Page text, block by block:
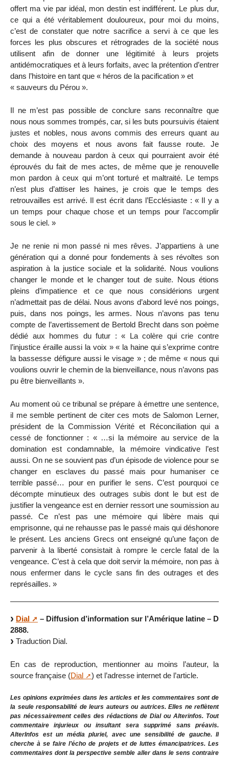
offert ma vie par idéal, mon destin est indifférent. Le plus dur,
ce qui a été véritablement douloureux, pour moi du moins,
c’est de constater que notre sacrifice a servi à ce que les
forces les plus obscures et rétrogrades de la société nous
utilisent afin de donner une légitimité à leurs projets
antidémocratiques et à leurs forfaits, avec la prétention d’entrer
dans l’histoire en tant que « héros de la pacification » et
« sauveurs du Pérou ».
Il ne m’est pas possible de conclure sans reconnaître que
nous nous sommes trompés, car, si les buts poursuivis étaient
justes et nobles, nous avons commis des erreurs quant au
choix des moyens et nous avons fait fausse route. Je
demande à nouveau pardon à ceux qui pourraient avoir été
éprouvés du fait de mes actes, de même que je renouvelle
mon pardon à ceux qui m’ont torturé et maltraité. Le temps
n’est plus d’attiser les haines, je crois que le temps des
retrouvailles est arrivé. Il est écrit dans l’Ecclésiaste : « Il y a
un temps pour chaque chose et un temps pour l’accomplir
sous le ciel. »
Je ne renie ni mon passé ni mes rêves. J’appartiens à une
génération qui a donné pour fondements à ses révoltes son
aspiration à la justice sociale et la solidarité. Nous voulions
changer le monde et le changer tout de suite. Nous étions
pleins d’impatience et ce que nous considérions urgent
n’admettait pas de délai. Nous avons d’abord levé nos poings,
puis, dans nos poings, les armes. Nous n’avons pas tenu
compte de l’avertissement de Bertold Brecht dans son poème
dédié aux hommes du futur : « La colère qui crie contre
l’injustice éraille aussi la voix » « la haine qui s’exprime contre
la bassesse défigure aussi le visage » ; de même « nous qui
voulions ouvrir le chemin de la bienveillance, nous n’avons pas
pu être bienveillants ».
Au moment où ce tribunal se prépare à émettre une sentence,
il me semble pertinent de citer ces mots de Salomon Lerner,
président de la Commission Vérité et Réconciliation qui a
cessé de fonctionner : « …si la mémoire au service de la
domination est condamnable, la mémoire vindicative l’est
aussi. On ne se souvient pas d’un épisode de violence pour se
changer en esclaves du passé mais pour humaniser ce
terrible passé… pour en purifier le sens. C’est pourquoi ce
décompte minutieux des outrages subis dont le but est de
justifier la vengeance est en dernier ressort une soumission au
passé. Ce n’est pas une mémoire qui libère mais qui
emprisonne, qui ne rehausse pas le passé mais qui déshonore
le présent. Les anciens Grecs ont enseigné qu’une façon de
parvenir à la liberté consistait à rompre le cercle fatal de la
vengeance. C’est à cela que doit servir la mémoire, non pas à
nous enfermer dans le cycle sans fin des outrages et des
représailles. »
Dial
– Diffusion d’information sur l’Amérique latine – D
2888.
Traduction Dial.
En cas de reproduction, mentionner au moins l’auteur, la
source française (Dial ) et l’adresse internet de l’article.
Les opinions exprimées dans les articles et les commentaires sont de
la seule responsabilité de leurs auteurs ou autrices. Elles ne reflètent
pas nécessairement celles des rédactions de Dial ou Alterinfos. Tout
commentaire injurieux ou insultant sera supprimé sans préavis.
AlterInfos est un média pluriel, avec une sensibilité de gauche. Il
cherche à se faire l’écho de projets et de luttes émancipatrices. Les
commentaires dont la perspective semble aller dans le sens contraire